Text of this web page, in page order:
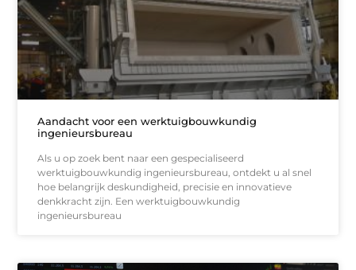
Aandacht voor een werktuigbouwkundig
ingenieursbureau
Als u op zoek bent naar een gespecialiseerd
werktuigbouwkundig ingenieursbureau, ontdekt u al snel
hoe belangrijk deskundigheid, precisie en innovatieve
denkkracht zijn. Een werktuigbouwkundig
ingenieursbureau